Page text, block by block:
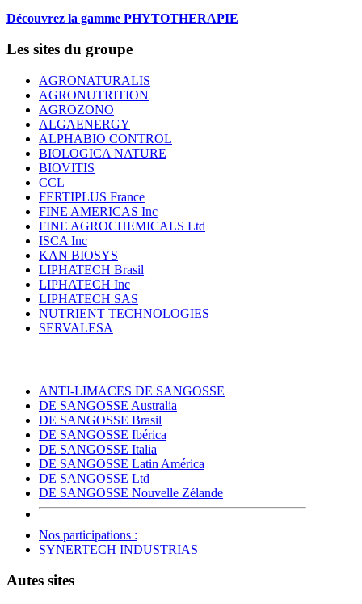
Découvrez la gamme PHYTOTHERAPIE
Les sites du groupe
AGRONATURALIS
AGRONUTRITION
AGROZONO
ALGAENERGY
ALPHABIO CONTROL
BIOLOGICA NATURE
BIOVITIS
CCL
FERTIPLUS France
FINE AMERICAS Inc
FINE AGROCHEMICALS Ltd
ISCA Inc
KAN BIOSYS
LIPHATECH Brasil
LIPHATECH Inc
LIPHATECH SAS
NUTRIENT TECHNOLOGIES
SERVALESA
ANTI-LIMACES DE SANGOSSE
DE SANGOSSE Australia
DE SANGOSSE Brasil
DE SANGOSSE Ibérica
DE SANGOSSE Italia
DE SANGOSSE Latin América
DE SANGOSSE Ltd
DE SANGOSSE Nouvelle Zélande
Nos participations :
SYNERTECH INDUSTRIAS
Autes sites